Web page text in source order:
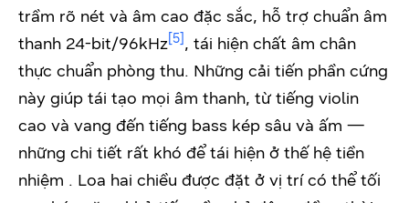
trầm rõ nét và âm cao đặc sắc, hỗ trợ chuẩn âm
thanh 24-bit/96kHz[5] , tái hiện chất âm chân
thực chuẩn phòng thu. Những cải tiến phần cứng
này giúp tái tạo mọi âm thanh, từ tiếng violin
cao và vang đến tiếng bass kép sâu và ấm —
những chi tiết rất khó để tái hiện ở thế hệ tiền
nhiệm . Loa hai chiều được đặt ở vị trí có thể tối